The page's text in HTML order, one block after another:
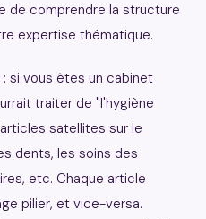
de comprendre la structure
expertise thématique.
si vous êtes un cabinet
traiter de "l'hygiène
satellites sur le
dents, les soins des
etc. Chaque article
pilier, et vice-versa.